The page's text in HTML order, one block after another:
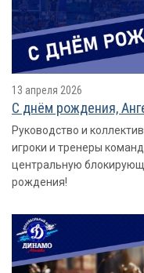
13 апреля 2026
С днём рождения,
Руководство и
игроки и тренеры
центральную
рождения!